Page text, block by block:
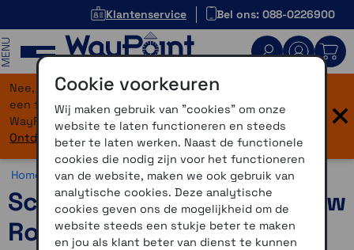
Klantenservice Bel ons: 088-0226900
Nee, je bent niet verdwaald! Onze website heeft
een flinke upgrade gekregen. Dezelfde vertrouwde
WayPoint-service, maar dan in een modern jasje.
Ontdek hier wat er allemaal nieuw is.
×
Home >Motor >Helmen >Schuberth C5
Schuberth C5 Omega Blauw
Rood 63
Cookie voorkeuren
Wij maken gebruik van "cookies" om onze
website te laten functioneren en steeds
beter te laten werken. Naast de functionele
cookies die nodig zijn voor het functioneren
van de website, maken we ook gebruik van
analytische cookies. Deze analytische
cookies geven ons de mogelijkheid om de
website steeds een stukje beter te maken
en jou als klant beter van dienst te kunnen